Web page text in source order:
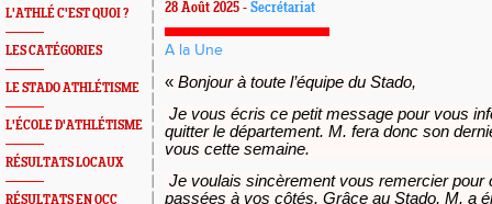
L'ATHLÉ C'EST QUOI ?
LES CATÉGORIES
LE STADO ATHLÉTISME
L'ÉCOLE D'ATHLÉTISME
RÉSULTATS LOCAUX
RÉSULTATS EN OCC
28 Août 2025 - Secrétariat
A la Une
« Bonjour à toute l’équipe du Stado,
Je vous écris ce petit message pour vous
quitter le département. M. fera donc son
vous cette semaine.
Je voulais sincèrement vous remercier pour
passées à vos côtés. Grâce au Stado, M. a